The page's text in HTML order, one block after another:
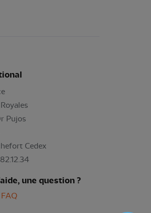
Pujos
Cedex
une question ?